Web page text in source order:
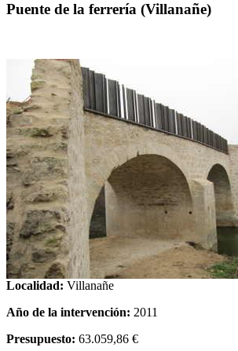
Puente de la ferrería (Villanañe)
Localidad: Villanañe
Año de la intervención: 2011
Presupuesto: 63.059,86 €